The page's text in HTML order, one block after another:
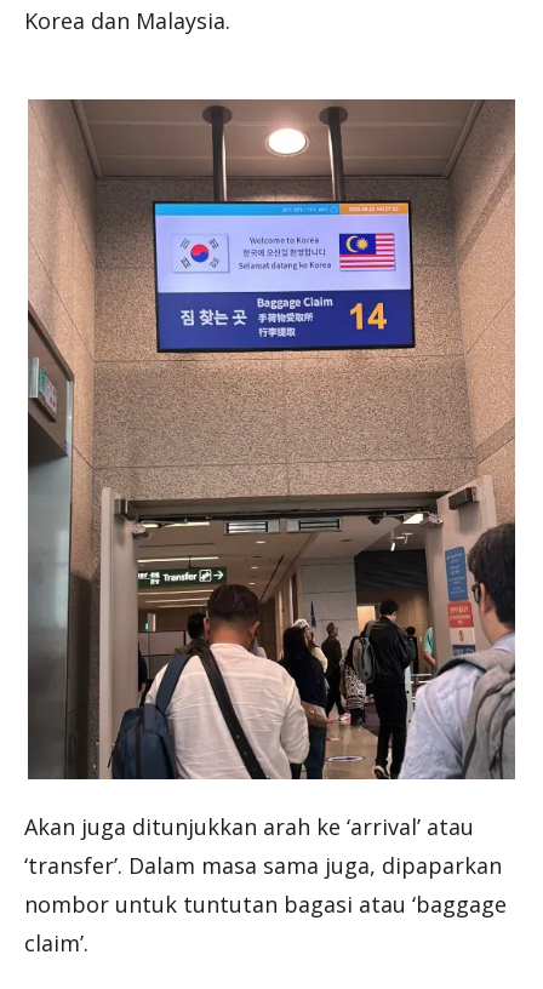
Korea dan Malaysia.
Akan juga ditunjukkan arah ke ‘arrival’ atau
‘transfer’. Dalam masa sama juga, dipaparkan
nombor untuk tuntutan bagasi atau ‘baggage
claim’.